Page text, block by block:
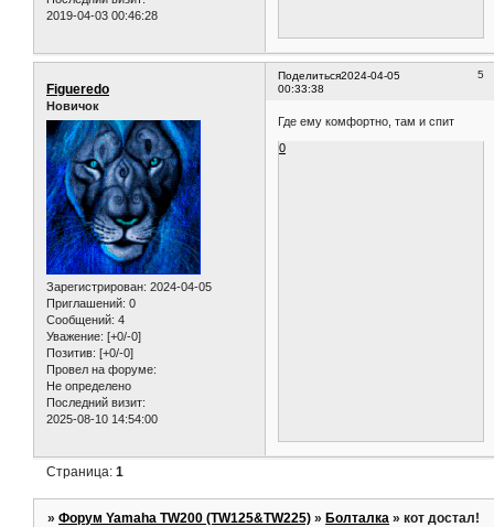
2019-04-03 00:46:28
Поделиться 5
2024-04-05
00:33:38
Figueredo
Новичок
Зарегистрирован: 2024-04-05
Приглашений: 0
Сообщений: 4
Уважение: [+0/-0]
Позитив: [+0/-0]
Провел на форуме:
Не определено
Последний визит:
2025-08-10 14:54:00
Где ему комфортно, там и спит
0
Страница:1
»Форум Yamaha TW200 (TW125&TW225) » Болталка »кот достал!